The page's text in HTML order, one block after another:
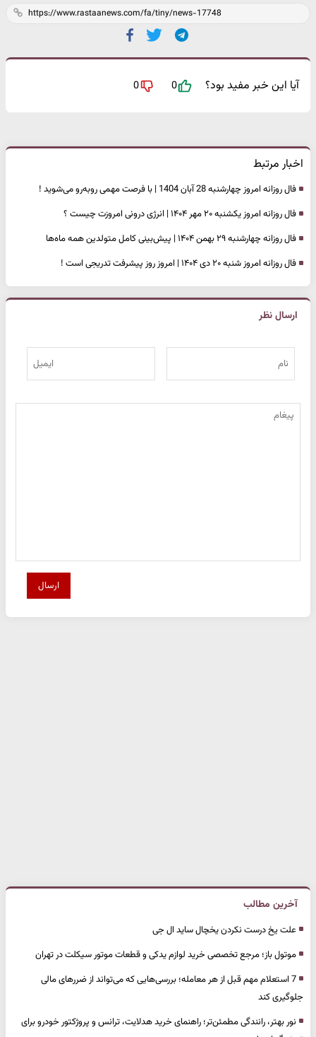
آیا این خبر مفید بود؟ 0
0
اخبار مرتبط
فال روزانه امروز چهارشنبه 28 آبان 1404 | با فرصت مهمی روبه‌رو می‌شوید !
فال روزانه امروز یکشنبه ۲۰ مهر ۱۴۰۴ | انرژی درونی امروزت چیست ؟
فال روزانه چهارشنبه ۲۹ بهمن ۱۴۰۴ | پیش‌بینی کامل متولدین همه ماه‌ها
فال روزانه امروز شنبه ۲۰ دی ۱۴۰۴ | امروز روز پیشرفت تدریجی است !
ارسال نظر
ارسال
آخرین مطالب
علت یخ درست نکردن یخچال ساید ال جی
موتول باز؛ مرجع تخصصی خرید لوازم یدکی و قطعات موتور سیکلت در تهران
7 استعلام مهم قبل از هر معامله؛ بررسی‌هایی که می‌تواند از ضررهای مالی
جلوگیری کند
نور بهتر، رانندگی مطمئن‌تر؛ راهنمای خرید هدلایت، ترانس و پروژکتور خودرو برای